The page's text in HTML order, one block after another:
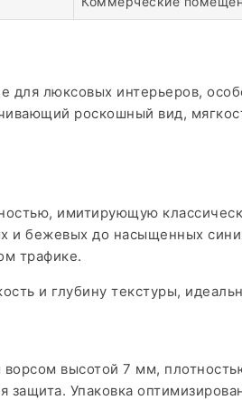
люксовых интерьеров,
роскошный вид,
имитирующую
бежевых до насыщенных
трафике.
и глубину текстуры,
высотой 7 мм,
Упаковка